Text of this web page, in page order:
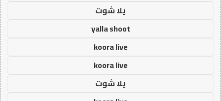
يلا شوت
yalla shoot
koora live
koora live
يلا شوت